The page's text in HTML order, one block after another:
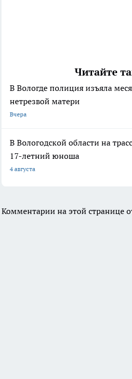
Читайте
В Вологде полиция изъяла
нетрезвой матери
Вчера
В Вологодской области на
17-летний юноша
4 августа
Комментарии на этой странице